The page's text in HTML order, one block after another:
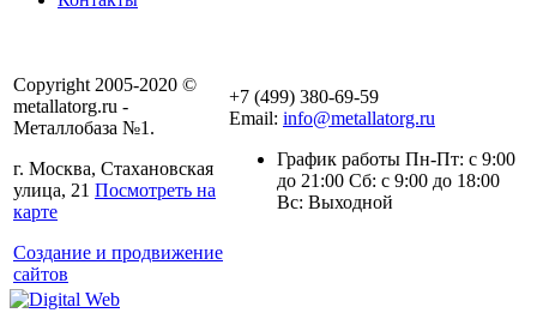
Copyright 2005-2020 ©
metallatorg.ru -
Металлобаза №1.
г. Москва, Стахановская
улица, 21 Посмотреть на
карте
Создание и продвижение
сайтов
+7 (499) 380-69-59
Email: info@metallatorg.ru
График работы Пн-Пт: с 9:00
до 21:00 Сб: с 9:00 до 18:00
Вс: Выходной